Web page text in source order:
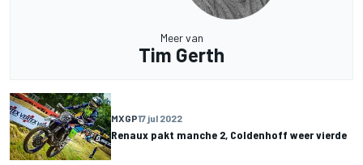
Meer van
Tim Gerth
MXGP17 jul 2022
Renaux pakt manche 2, Coldenhoff weer vierde